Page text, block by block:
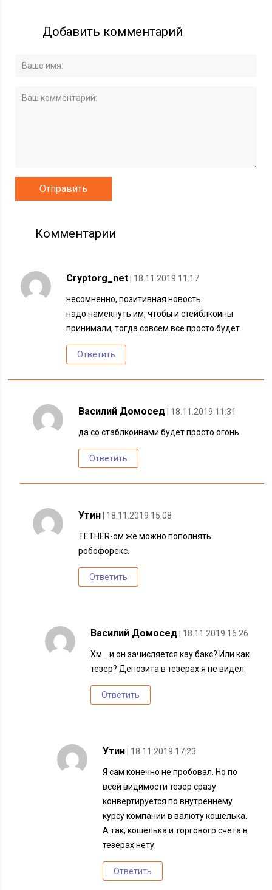
Добавить комментарий
Комментарии
Cryptorg_net | 18.11.2019 11:17
несомненно, позитивная новость
надо намекнуть им, чтобы и стейблкоины
принимали, тогда совсем все просто будет
Ответить
Василий Домосед | 18.11.2019 11:31
да со стаблкоинами будет просто огонь
Ответить
Утин | 18.11.2019 15:08
TETHER-ом же можно пополнять
робофорекс.
Ответить
Василий Домосед | 18.11.2019 16:26
Хм… и он зачисляется кау бакс? Или как
тезер? Депозита в тезерах я не видел.
Ответить
Утин | 18.11.2019 17:23
Я сам конечно не пробовал. Но по
всей видимости тезер сразу
конвертируется по внутреннему
курсу компании в валюту кошелька.
А так, кошелька и торгового счета в
тезерах нету.
Ответить